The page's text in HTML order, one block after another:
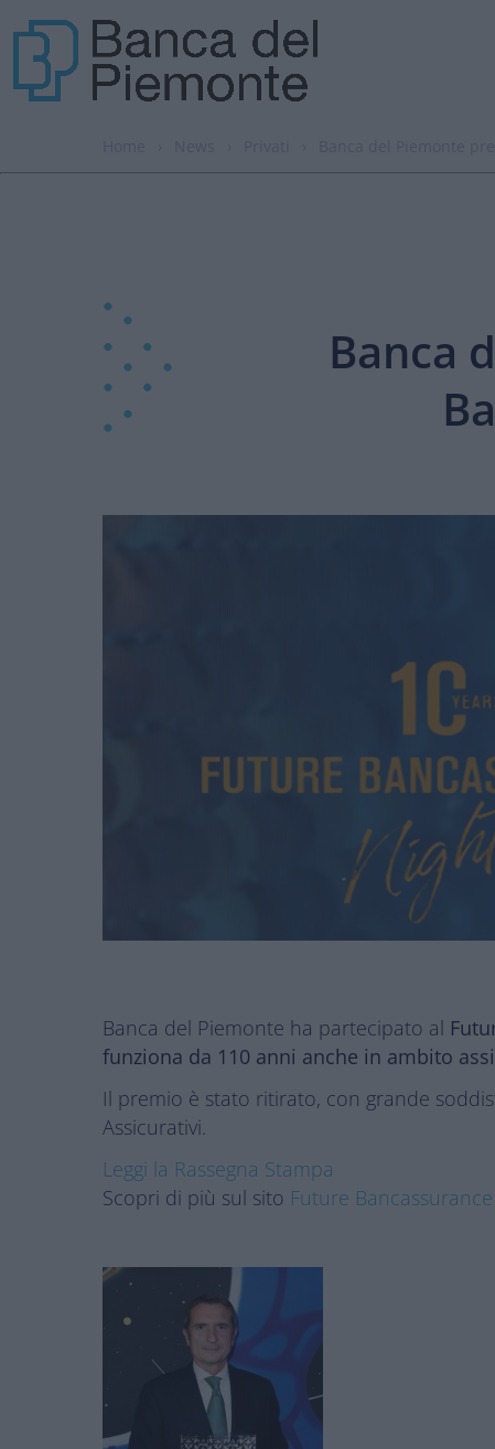
Banca
Banca del Piemonte ha partecipato al
funziona da 110 anni anche in ambito
Il premio è stato ritirato, con grande
Assicurativi.
Leggi la Rassegna Stampa
Scopri di più sul sito Future Bancassurance